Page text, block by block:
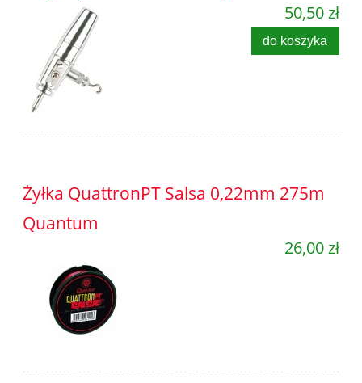
50,50 zł
do koszyka
Żyłka QuattronPT Salsa 0,22mm 275m
Quantum
26,00 zł